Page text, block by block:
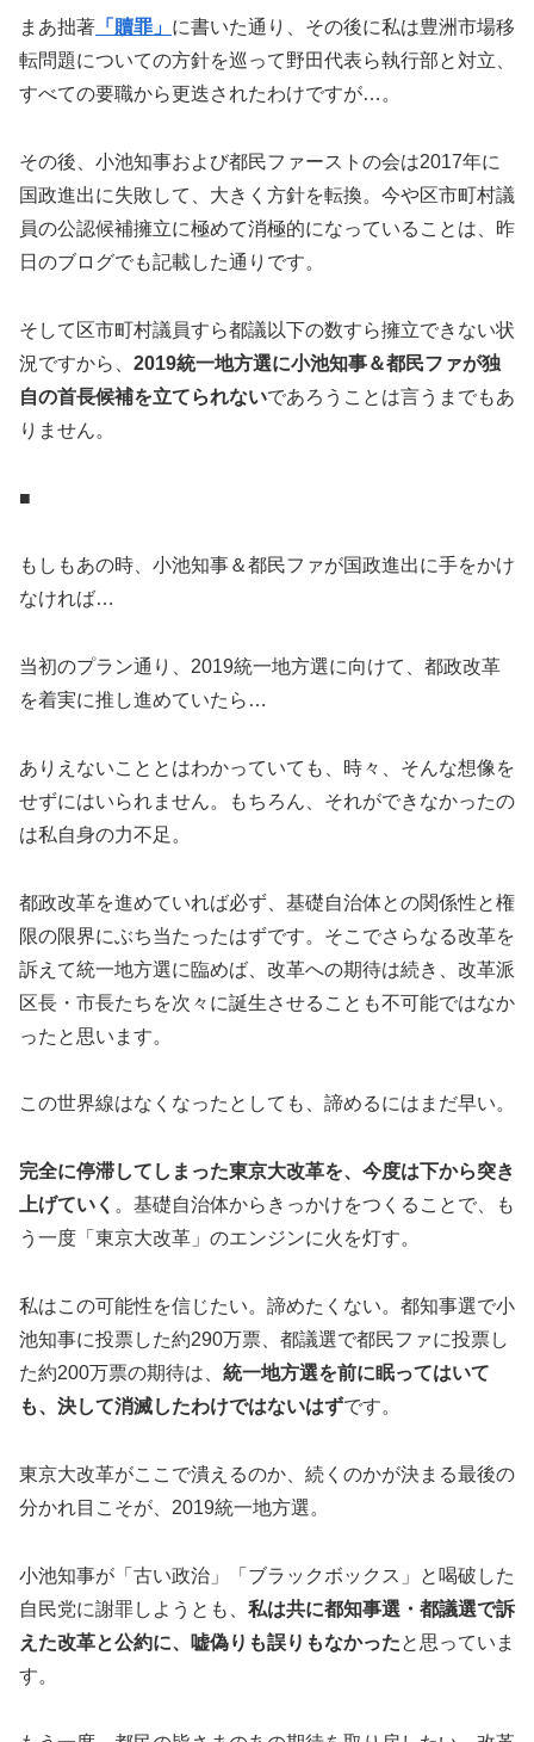
まあ拙著 「贖罪」 に書いた通り、その後に私は豊洲市場移
転問題についての方針を巡って野田代表ら執行部と対立、
すべての要職から更迭されたわけですが…。
その後、小池知事および都民ファーストの会は2017年に
国政進出に失敗して、大きく方針を転換。今や区市町村議
員の公認候補擁立に極めて消極的になっていることは、昨
日のブログでも記載した通りです。
そして区市町村議員すら都議以下の数すら擁立できない状
況ですから、 2019統一地方選に小池知事＆都民ファが独
自の首長候補を立てられないであろうことは言うまでもあ
りません。
■
もしもあの時、小池知事＆都民ファが国政進出に手をかけ
なければ…
当初のプラン通り、2019統一地方選に向けて、都政改革
を着実に推し進めていたら…
ありえないこととはわかっていても、時々、そんな想像を
せずにはいられません。もちろん、それができなかったの
は私自身の力不足。
都政改革を進めていれば必ず、基礎自治体との関係性と権
限の限界にぶち当たったはずです。そこでさらなる改革を
訴えて統一地方選に臨めば、改革への期待は続き、改革派
区長・市長たちを次々に誕生させることも不可能ではなか
ったと思います。
この世界線はなくなったとしても、諦めるにはまだ早い。
完全に停滞してしまった東京大改革を、今度は下から突き
上げていく 。基礎自治体からきっかけをつくることで、も
う一度「東京大改革」のエンジンに火を灯す。
私はこの可能性を信じたい。諦めたくない。都知事選で小
池知事に投票した約290万票、都議選で都民ファに投票し
た約200万票の期待は、 統一地方選を前に眠ってはいて
も、決して消滅したわけではないはずです。
東京大改革がここで潰えるのか、続くのかが決まる最後の
分かれ目こそが、2019統一地方選。
小池知事が「古い政治」「ブラックボックス」と喝破した
自民党に謝罪しようとも、 私は共に都知事選・都議選で訴
えた改革と公約に、嘘偽りも誤りもなかったと思っていま
す。